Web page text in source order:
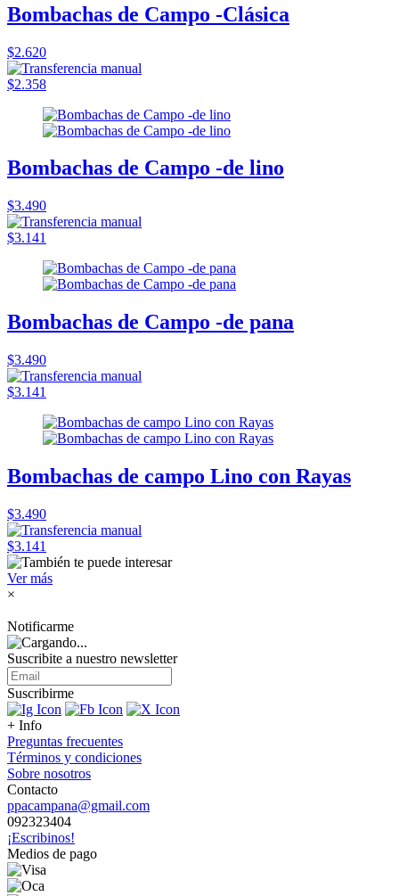
Bombachas de Campo -Clásica
$2.620
$2.358
Bombachas de Campo -de lino
$3.490
$3.141
Bombachas de Campo -de pana
$3.490
$3.141
Bombachas de campo Lino con Rayas
$3.490
$3.141
Ver más
×
Notificarme
Suscribite a nuestro newsletter
Suscribirme
+ Info
Preguntas frecuentes
Términos y condiciones
Sobre nosotros
Contacto
ppacampana@gmail.com
092323404
¡Escribinos!
Medios de pago